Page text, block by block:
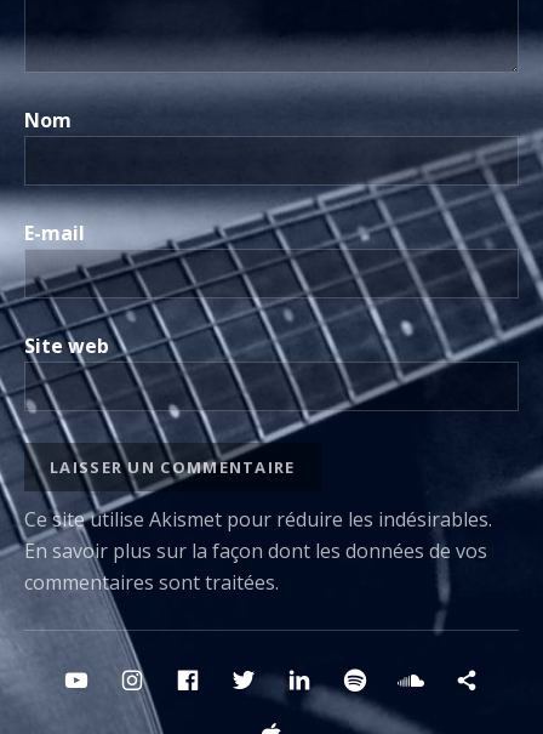
Nom
E-mail
Site web
Ce site utilise Akismet pour réduire les indésirables.
En savoir plus sur la façon dont les données de vos
commentaires sont traitées.
Boutons des médias sociaux
YouTube
InstagramTwitterLinkedin
Spotify